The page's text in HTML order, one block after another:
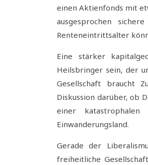
einen Aktienfonds mit
ausgesprochen
Renteneintrittsalter
Eine stärker
Heilsbringer sein, der
Gesellschaft braucht
Diskussion darüber, ob
einer
Einwanderungsland.
Gerade der
freiheitliche